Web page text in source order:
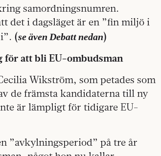
samordningsnumren.
det i dagsläget är en ”fin miljö i
(se även Debatt nedan)
att bli EU-ombudsman
Wikström, som petades som
de främsta kandidaterna till ny
är lämpligt för tidigare EU-
”avkylningsperiod” på tre år